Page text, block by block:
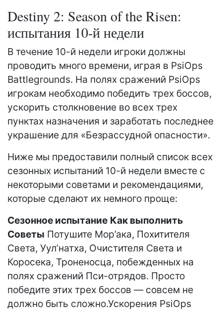
Destiny 2: Season of the Risen:
испытания 10-й недели
В течение 10-й недели игроки должны
проводить много времени, играя в PsiOps
Battlegrounds. На полях сражений PsiOps
игрокам необходимо победить трех боссов,
ускорить столкновение во всех трех
пунктах назначения и заработать последнее
украшение для «Безрассудной опасности».
Ниже мы предоставили полный список всех
сезонных испытаний 10-й недели вместе с
некоторыми советами и рекомендациями,
которые сделают их немного проще:
Сезонное испытание Как выполнить
Советы Потушите Мор’ака, Похитителя
Света, Уул’натха, Очистителя Света и
Коросека, Троненосца, побежденных на
полях сражений Пси-отрядов. Просто
победите этих трех боссов — совсем не
должно быть сложно.Ускорения PsiOps